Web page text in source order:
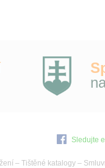
Sledujte
– Tištěné katalogy–